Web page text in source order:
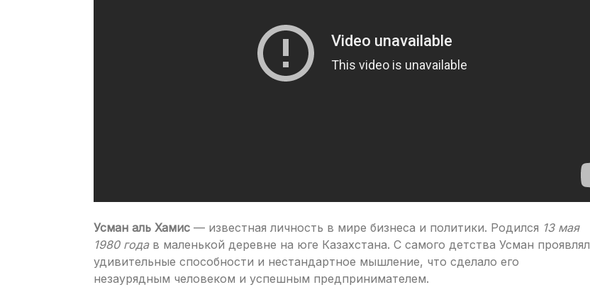
Усман аль Хамис — известная личность в мире бизнеса и политики. Родился 13 мая
1980 годав маленькой деревне на юге Казахстана. С самого детства Усман проявлял
удивительные способности и нестандартное мышление, что сделало его
незаурядным человеком и успешным предпринимателем.